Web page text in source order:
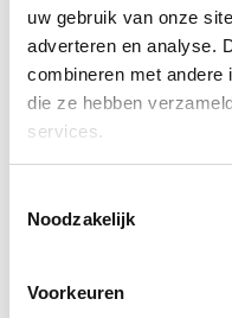
uw gebruik van onze
adverteren en analyse.
combineren met andere
die ze hebben
services.
Noodzakelijk
Voorkeuren
genieten van een
aan uw toestel
monteurs uitgevoerd
onderdelen. Stel uw
voorkom ergere